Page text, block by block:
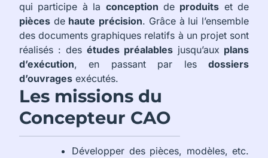
qui participe à la conception de produits et de
pièces de haute précision. Grâce à lui l’ensemble
des documents graphiques relatifs à un projet sont
réalisés : des études préalables jusqu’aux plans
d’exécution, en passant par les dossiers
d’ouvrages exécutés.
Les missions du
Concepteur CAO
Développer des pièces, modèles, etc.